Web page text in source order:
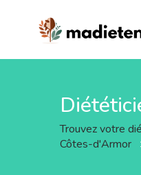
Trouvez votre
Côtes-d'Armor